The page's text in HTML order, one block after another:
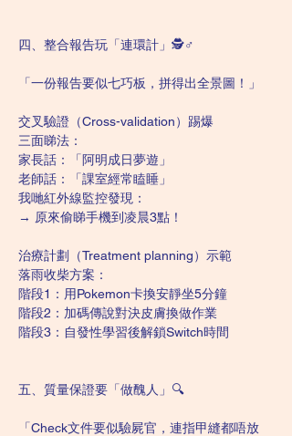
四、整合報告玩「連環計」🕵️♂️
「一份報告要似七巧板，拼得出全景圖！」
交叉驗證（Cross-validation）踢爆
三面睇法：
家長話：「阿明成日夢遊」
老師話：「課室經常瞌睡」
我哋紅外線監控發現：
→ 原來偷睇手機到凌晨3點！
治療計劃（Treatment planning）示範
落雨收柴方案：
階段1：用Pokemon卡換安靜坐5分鐘
階段2：加碼傳說對決皮膚換做作業
階段3：自發性學習後解鎖Switch時間
五、質量保證要「做醜人」🔍
「Check文件要似驗屍官，連指甲縫都唔放